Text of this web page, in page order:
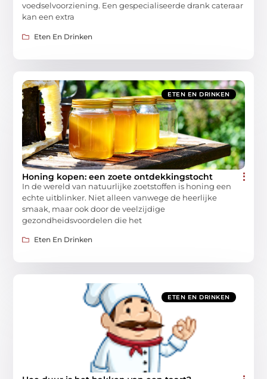
voedselvoorziening. Een gespecialiseerde drank cateraar
kan een extra
Eten En Drinken
ETEN EN DRINKEN
Honing kopen: een zoete ontdekkingstocht
In de wereld van natuurlijke zoetstoffen is honing een
echte uitblinker. Niet alleen vanwege de heerlijke
smaak, maar ook door de veelzijdige
gezondheidsvoordelen die het
Eten En Drinken
ETEN EN DRINKEN